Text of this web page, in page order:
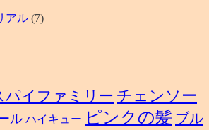
アル (7)
パイファミリー チェンソー
ル ハイキュー ピンクの髪 ブル